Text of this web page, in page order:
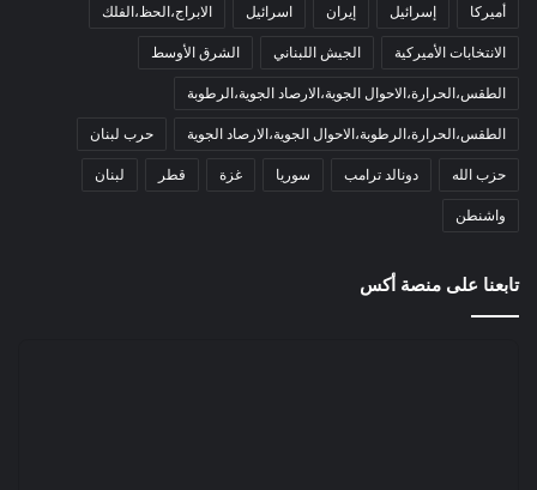
أميركا إسرائيل إيران اسرائيل الابراج،الحظ،الفلك
الانتخابات الأميركية الجيش اللبناني الشرق الأوسط
الطقس،الحرارة،الاحوال الجوية،الارصاد الجوية،الرطوبة
الطقس،الحرارة،الرطوبة،الاحوال الجوية،الارصاد الجوية حرب لبنان
حزب الله دونالد ترامب سوريا غزة قطر لبنان
واشنطن
تابعنا على منصة أكس